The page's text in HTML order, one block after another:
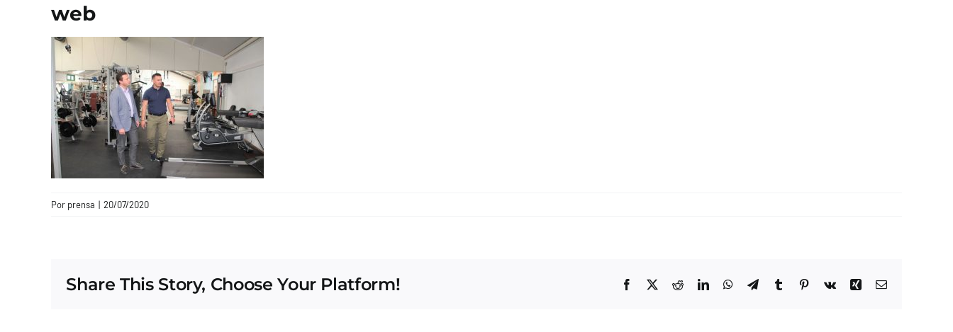
web
Por prensa | 20/07/2020
Share This Story, Choose Your Platform! Facebook
X RedditLinkedInWhatsApp
TelegramTumblrPinterest
Vk Xing Correo